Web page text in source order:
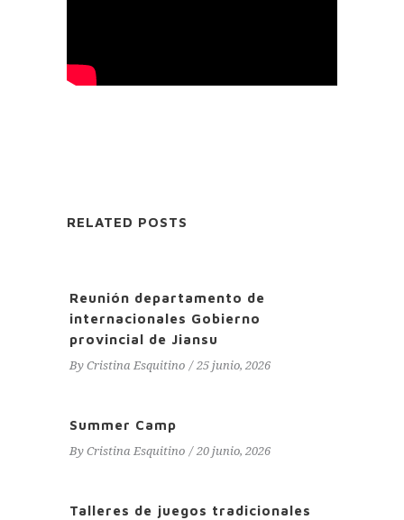
RELATED POSTS
Reunión departamento de
internacionales Gobierno
provincial de Jiansu
By Cristina Esquitino 25 junio, 2026
Summer Camp
By Cristina Esquitino 20 junio, 2026
Talleres de juegos tradicionales